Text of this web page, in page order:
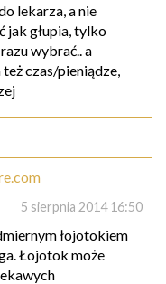
lekarza, a nie
jak głupia, tylko
wybrać.. a
czas/pieniądze,
5 sierpnia 2014 16:50
łojotokiem
Łojotok może